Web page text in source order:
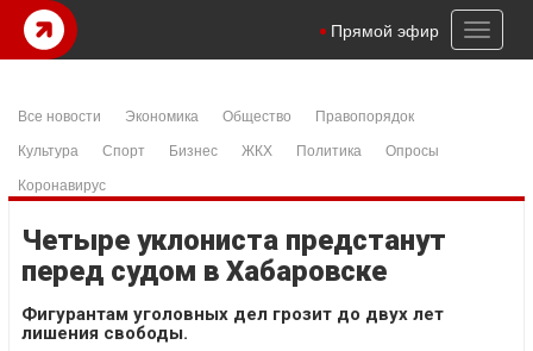
Toggle
Прямой эфир
Все новости Экономика Общество
Правопорядок
Культура
Спорт Бизнес ЖКХ Политика
Опросы
Коронавирус
Четыре уклониста предстанут
перед судом в Хабаровске
Фигурантам уголовных дел грозит до двух лет
лишения свободы.